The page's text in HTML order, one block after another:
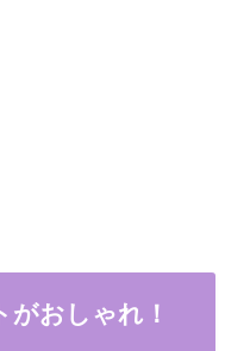
がおしゃれ！